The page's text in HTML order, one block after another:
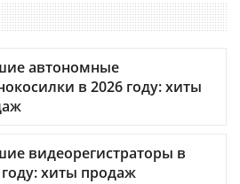
автономные
в 2026 году: хиты
видеорегистраторы в
году: хиты продаж